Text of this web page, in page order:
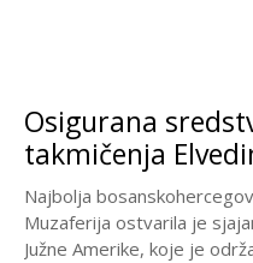
Osigurana
takmičenja
Najbolja
Muzaferija ostvarila je
Južne Amerike, koje je